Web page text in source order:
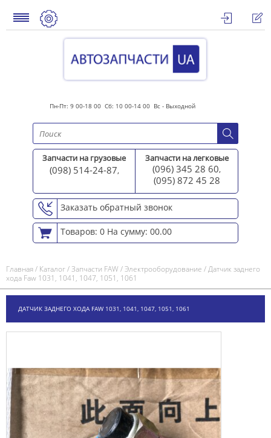
Пн-Пт: 9 00-18 00 Сб: 10 00-14 00 Вс - Выходной
Запчасти на грузовые
(098) 514-24-87,
Запчасти на легковые
(096) 345 28 60,
(095) 872 45 28
Заказать обратный звонок
Товаров: 0 На сумму: 00.00
Главная/ Каталог/Запчасти FAW/Электрооборудование /Датчик заднего
хода Faw 1031, 1041, 1047, 1051, 1061
ДАТЧИК ЗАДНЕГО ХОДА FAW 1031, 1041, 1047, 1051, 1061